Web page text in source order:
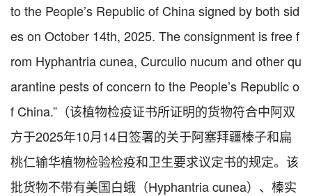
to the People’s Republic of China signed by both sid
es on October 14th, 2025. The consignment is free f
rom Hyphantria cunea, Curculio nucum and other qu
arantine pests of concern to the People’s Republic o
f China.”（该植物检疫证书所证明的货物符合中阿双
方于2025年10月14日签署的关于阿塞拜疆榛子和扁
桃仁输华植物检验检疫和卫生要求议定书的规定。该
批货物不带有美国白蛾（Hyphantria cunea）、榛实